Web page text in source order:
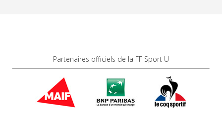
Partenaires officiels de la FF Sport U